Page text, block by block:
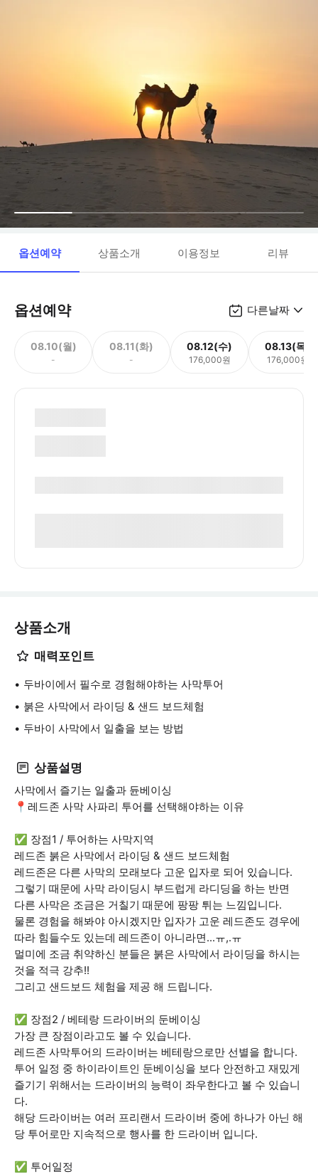
옵션예약 상품소개 이용정보 리뷰
옵션예약 다른날짜
08.10(월)
-
08.11(화)
-
08.12(수)
176,000원
08.13(목)
176,000원
상품소개
매력포인트
두바이에서 필수로 경험해야하는 사막투어
붉은 사막에서 라이딩 & 샌드 보드체험
두바이 사막에서 일출을 보는 방법
상품설명
사막에서 즐기는 일출과 듄베이싱
📍레드존 사막 사파리 투어를 선택해야하는 이유
✅ 장점1 / 투어하는 사막지역
레드존 붉은 사막에서 라이딩 & 샌드 보드체험
레드존은 다른 사막의 모래보다 고운 입자로 되어 있습니다.
그렇기 때문에 사막 라이딩시 부드럽게 라디딩을 하는 반면
다른 사막은 조금은 거칠기 때문에 팡팡 튀는 느낌입니다.
물론 경험을 해봐야 아시겠지만 입자가 고운 레드존도 경우에
따라 힘들수도 있는데 레드존이 아니라면...ㅠ,.ㅠ
멀미에 조금 취약하신 분들은 붉은 사막에서 라이딩을 하시는
것을 적극 강추!!
그리고 샌드보드 체험을 제공 해 드립니다.
✅ 장점2 / 베테랑 드라이버의 둔베이싱
가장 큰 장점이라고도 볼 수 있습니다.
레드존 사막투어의 드라이버는 베테랑으로만 선별을 합니다.
투어 일정 중 하이라이트인 둔베이싱을 보다 안전하고 재밌게
즐기기 위해서는 드라이버의 능력이 좌우한다고 볼 수 있습니
다.
해당 드라이버는 여러 프리랜서 드라이버 중에 하나가 아닌 해
당 투어로만 지속적으로 행사를 한 드라이버 입니다.
✅ 투어일정